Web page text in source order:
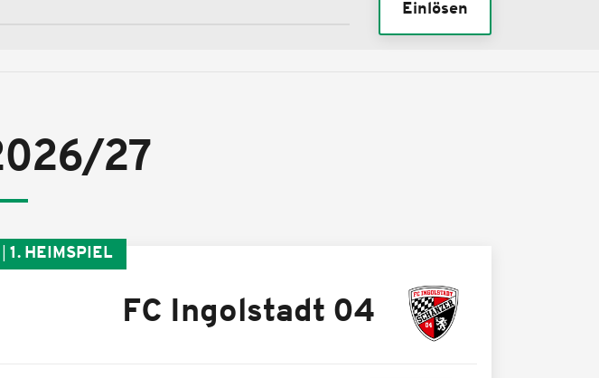
Einlösen
27
1. HEIMSPIEL
FC Ingolstadt 04